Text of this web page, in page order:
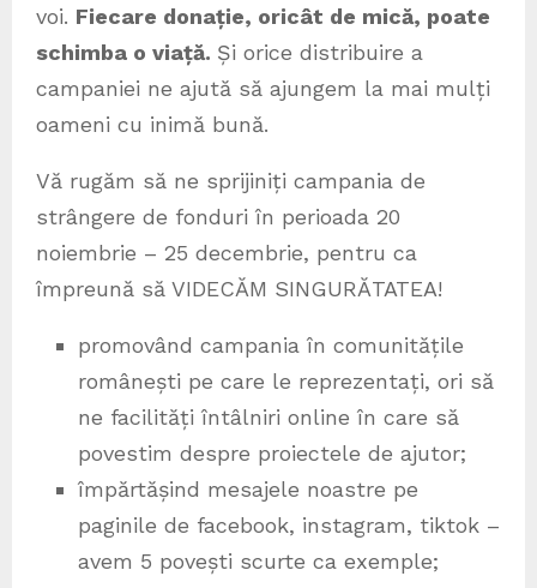
voi. Fiecare donație, oricât de mică, poate
schimba o viață. Și orice distribuire a
campaniei ne ajută să ajungem la mai mulți
oameni cu inimă bună.
Vă rugăm să ne sprijiniți campania de
strângere de fonduri în perioada 20
noiembrie – 25 decembrie, pentru ca
împreună să VIDECĂM SINGURĂTATEA!
promovând campania în comunitățile
românești pe care le reprezentați, ori să
ne facilități întâlniri online în care să
povestim despre proiectele de ajutor;
împărtășind mesajele noastre pe
paginile de facebook, instagram, tiktok –
avem 5 povești scurte ca exemple;